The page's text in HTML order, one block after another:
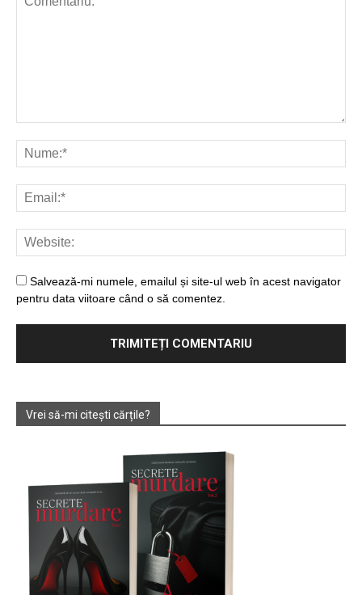
Salvează-mi numele, emailul și site-ul web în acest navigator
pentru data viitoare când o să comentez.
Vrei să-mi citești cărțile?